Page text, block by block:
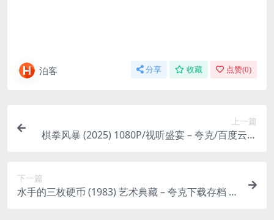
泊客 分享 收藏 点赞(0)
上一篇
棋拳风暴 (2025) 1080P/视听盛宴 – 夸克/百度云下
下一篇
水手的三枚硬币 (1983) 艺术典藏 – 夸克下载存档 –